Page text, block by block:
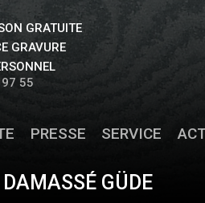
GRATUITE
GRAVURE
55
PRESSE SERVICE
GÜDE